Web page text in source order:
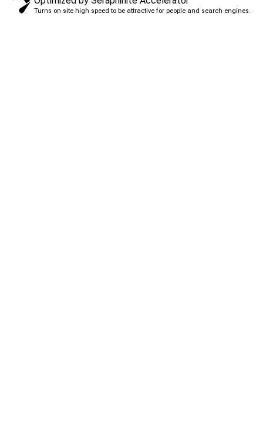
Turns on site high speed to be attractive for people and search engines.